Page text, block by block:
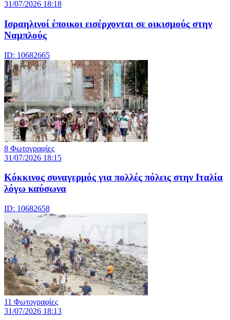
31/07/2026 18:18
Ισραηλινοί έποικοι εισέρχονται σε οικισμούς στην
Ναμπλούς
ID: 10682665
8 Φωτογραφίες
31/07/2026 18:15
Κόκκινος συναγερμός για πολλές πόλεις στην Ιταλία
λόγω καύσωνα
ID: 10682658
11 Φωτογραφίες
31/07/2026 18:13